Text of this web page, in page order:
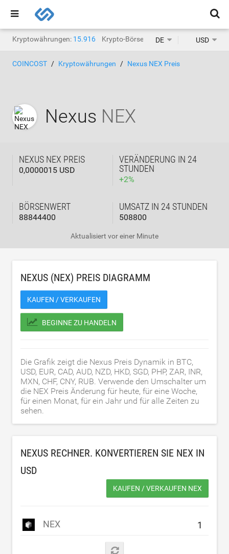
Kryptowährungen: 15.916 Krypto-Börsen: 1.468
DE USD
COINCOST Kryptowährungen Nexus NEX Preis
Nexus NEX
NEXUS NEX PREIS
0,0000015 USD
VERÄNDERUNG IN 24
STUNDEN
+2%
BÖRSENWERT
88844400
UMSATZ IN 24 STUNDEN
508800
Aktualisiert vor einer Minute
NEXUS (NEX) PREIS DIAGRAMM
KAUFEN / VERKAUFEN
BEGINNE ZU HANDELN
Die Grafik zeigt die Nexus Preis Dynamik in BTC,
USD, EUR, CAD, AUD, NZD, HKD, SGD, PHP, ZAR, INR,
MXN, CHF, CNY, RUB. Verwende den Umschalter um
die NEX Preis Änderung für heute, für eine Woche,
für einen Monat, für ein Jahr und für alle Zeiten zu
sehen.
NEXUS RECHNER. KONVERTIEREN SIE NEX IN
USD
KAUFEN / VERKAUFEN NEX
NEX